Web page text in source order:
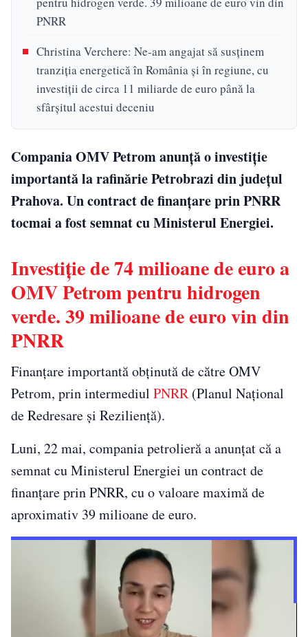
PNRR
Christina Verchere: Ne-am angajat să susţinem
tranziţia energetică în România şi în regiune, cu
investiţii de circa 11 miliarde de euro până la
sfârşitul acestui deceniu
Compania OMV Petrom anunţă o investiţie
importantă la rafinărie Petrobrazi din judeţul
Prahova. Un contract de finanţare prin PNRR
tocmai a fost semnat cu Ministerul Energiei.
Investiţie de 74 milioane de euro a
OMV Petrom pentru hidrogen
verde. 39 milioane de euro vin din
PNRR
Finanţare importantă obţinută de către OMV
Petrom, prin intermediul PNRR (Planul Național
de Redresare și Reziliență).
Luni, 22 mai, compania petrolieră a anunţat că a
semnat cu Ministerul Energiei un contract de
finanţare prin PNRR, cu o valoare maximă de
aproximativ 39 milioane de euro.